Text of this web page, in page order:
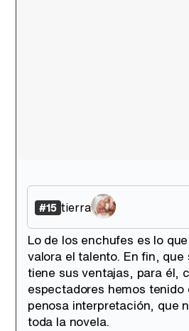
#15 tierra
Lo de los enchufes es lo
valora el talento. En fin, que
tiene sus ventajas, para él,
espectadores hemos tenido
penosa interpretación, que
toda la novela.